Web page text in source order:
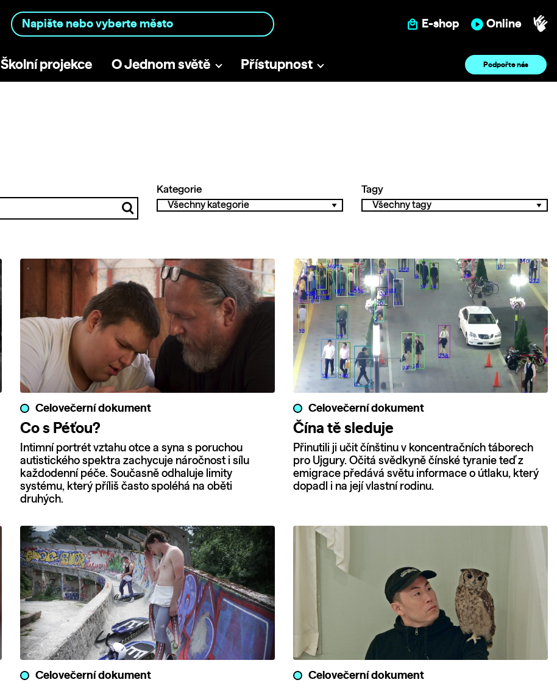
E-shop Online
Školní projekce O Jednom světě Přístupnost Podpořte nás
Kategorie Tagy
Celovečerní dokument
Co s Péťou?
Intimní portrét vztahu otce a syna s poruchou
autistického spektra zachycuje náročnost i sílu
každodenní péče. Současně odhaluje limity
systému, který příliš často spoléhá na oběti
druhých.
Celovečerní dokument
Čína tě sleduje
Přinutili ji učit čínštinu v koncentračních táborech
pro Ujgury. Očitá svědkyně čínské tyranie teď z
emigrace předává světu informace o útlaku, který
dopadl i na její vlastní rodinu.
Celovečerní dokument Celovečerní dokument